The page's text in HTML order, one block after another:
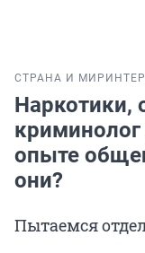
СТРАНА И МИР
Наркотики,
опыте
они?
Пытаемся